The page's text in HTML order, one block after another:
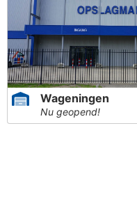
Wageningen
Nu geopend!